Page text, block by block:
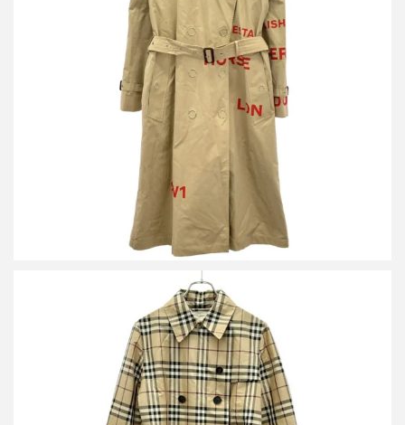
バーバリー ホースフェリープリントトレンチコート 8013694
買取金額30,000円
バーバリーロンドン ノバチェックオールシルクトレンチコート